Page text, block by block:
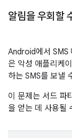
알림을 우회할
Android에서 SMS
은 악성 애플리케
하는 SMS를 보낼
이 문제는 서드 파
을 얻는 데 사용될